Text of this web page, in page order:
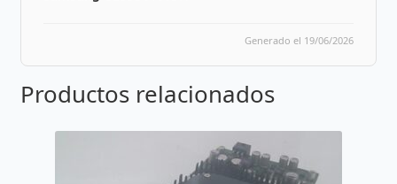
Generado el 19/06/2026
Productos relacionados